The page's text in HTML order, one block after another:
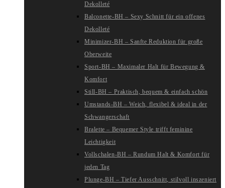
Dekolleté
Balconette-BH – Sexy Schnitt für ein offenes
Dekolleté
Minimizer-BH – Sanfte Reduktion für große
Oberweite
Sport-BH – Maximaler Halt für Bewegung &
Komfort
Still-BH – Praktisch, bequem & einfach schön
Umstands-BH – Weich, flexibel & ideal in der
Schwangerschaft
Bralette – Bequemer Style trifft feminine
Leichtigkeit
Vollschalen-BH – Rundum Halt & Komfort für
jeden Tag
Plunge-BH – Tiefer Ausschnitt, stilvoll inszeniert